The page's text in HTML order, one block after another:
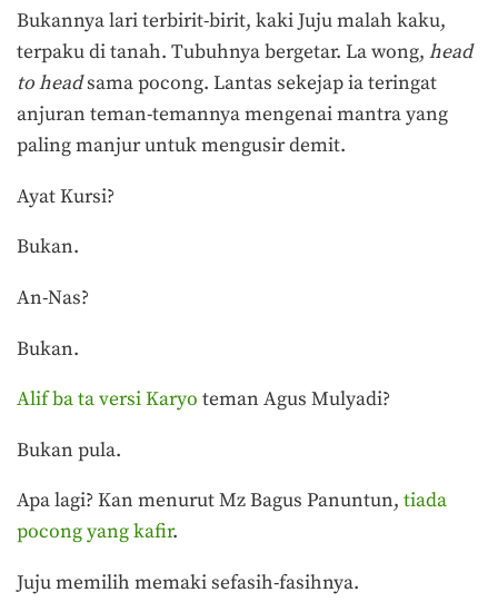
Bukannya lari terbirit-birit, kaki Juju malah kaku,
terpaku di tanah. Tubuhnya bergetar. La wong, head
to headsama pocong. Lantas sekejap ia teringat
anjuran teman-temannya mengenai mantra yang
paling manjur untuk mengusir demit.
Ayat Kursi?
Bukan.
An-Nas?
Bukan.
Alif ba ta versi Karyo teman Agus Mulyadi?
Bukan pula.
Apa lagi? Kan menurut Mz Bagus Panuntun, tiada
pocong yang kafir.
Juju memilih memaki sefasih-fasihnya.